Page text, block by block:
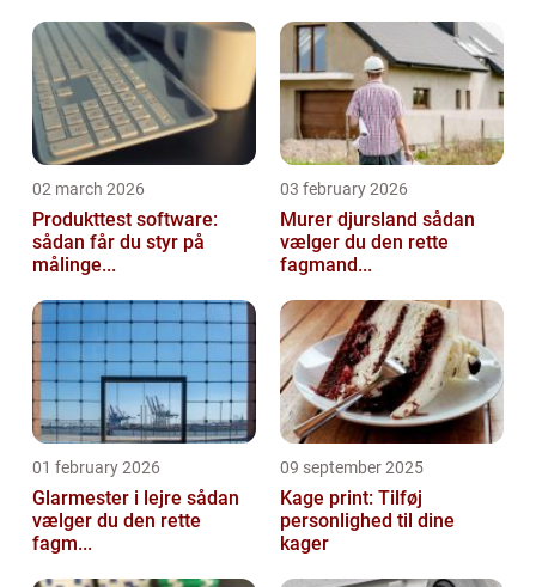
02 march 2026
Produkttest software:
sådan får du styr på
målinge...
03 february 2026
Murer djursland sådan
vælger du den rette
fagmand...
01 february 2026
Glarmester i lejre sådan
vælger du den rette
fagm...
09 september 2025
Kage print: Tilføj
personlighed til dine
kager